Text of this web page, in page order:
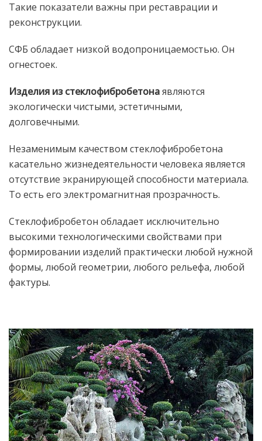
Такие показатели важны при реставрации и
реконструкции.
СФБ обладает низкой водопроницаемостью. Он
огнестоек.
Изделия из стеклофибробетонаявляются
экологически чистыми, эстетичными,
долговечными.
Незаменимым качеством стеклофибробетона
касательно жизнедеятельности человека является
отсутствие экранирующей способности материала.
То есть его электромагнитная прозрачность.
Стеклофибробетон обладает исключительно
высокими технологическими свойствами при
формировании изделий практически любой нужной
формы, любой геометрии, любого рельефа, любой
фактуры.